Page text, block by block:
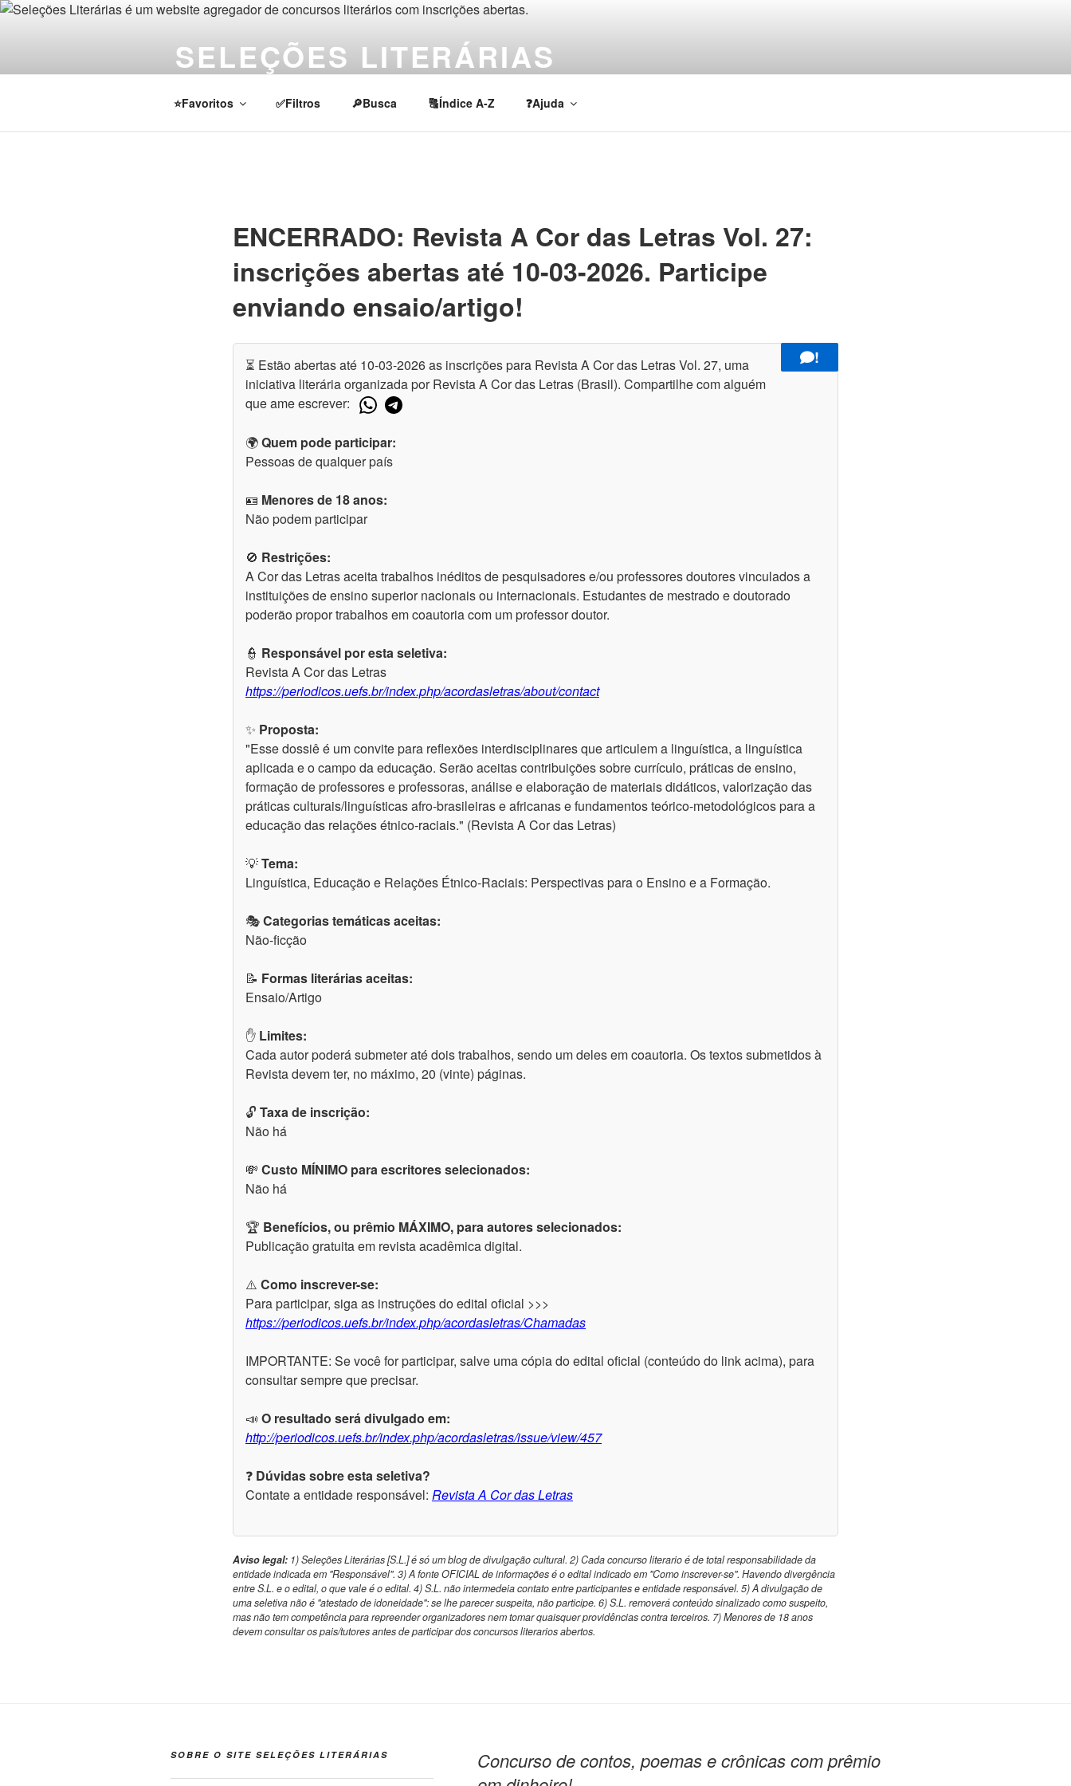
Pular
SELEÇÕES LITERÁRIAS
⭐Favoritos ✅Filtros 🔎Busca 🔠Índice A-Z ❓Ajuda
ENCERRADO: Revista A Cor das Letras Vol. 27:
inscrições abertas até 10-03-2026. Participe
enviando ensaio/artigo!
!
⏳ Estão abertas até 10-03-2026 as inscrições para Revista A Cor das Letras Vol. 27, uma
iniciativa literária organizada por Revista A Cor das Letras (Brasil). Compartilhe com alguém
que ame escrever:
🌍Quem pode participar:
Pessoas de qualquer país
🪪 Menores de 18 anos:
Não podem participar
🚫 Restrições:
A Cor das Letras aceita trabalhos inéditos de pesquisadores e/ou professores doutores vinculados a
instituições de ensino superior nacionais ou internacionais. Estudantes de mestrado e doutorado
poderão propor trabalhos em coautoria com um professor doutor.
👮 Responsável por esta seletiva:
Revista A Cor das Letras
https://periodicos.uefs.br/index.php/acordasletras/about/contact
✨ Proposta:
"Esse dossiê é um convite para reflexões interdisciplinares que articulem a linguística, a linguística
aplicada e o campo da educação. Serão aceitas contribuições sobre currículo, práticas de ensino,
formação de professores e professoras, análise e elaboração de materiais didáticos, valorização das
práticas culturais/linguísticas afro-brasileiras e africanas e fundamentos teórico-metodológicos para a
educação das relações étnico-raciais." (Revista A Cor das Letras)
💡Tema:
Linguística, Educação e Relações Étnico-Raciais: Perspectivas para o Ensino e a Formação.
🎭Categorias temáticas aceitas:
Não-ficção
📝 Formas literárias aceitas:
Ensaio/Artigo
✋ Limites:
Cada autor poderá submeter até dois trabalhos, sendo um deles em coautoria. Os textos submetidos à
Revista devem ter, no máximo, 20 (vinte) páginas.
🔓 Taxa de inscrição:
Não há
💸 Custo MÍNIMO para escritores selecionados:
Não há
🏆 Benefícios, ou prêmio MÁXIMO, para autores selecionados:
Publicação gratuita em revista acadêmica digital.
⚠️ Como inscrever-se:
Para participar, siga as instruções do edital oficial >>>
https://periodicos.uefs.br/index.php/acordasletras/Chamadas
IMPORTANTE: Se você for participar, salve uma cópia do edital oficial (conteúdo do link acima), para
consultar sempre que precisar.
📣 O resultado será divulgado em:
http://periodicos.uefs.br/index.php/acordasletras/issue/view/457
❓ Dúvidas sobre esta seletiva?
Contate a entidade responsável: Revista A Cor das Letras
Aviso legal: 1) Seleções Literárias [S.L.] é só um blog de divulgação cultural. 2) Cada concurso literario é de total responsabilidade da
entidade indicada em "Responsável". 3) A fonte OFICIAL de informações é o edital indicado em "Como inscrever-se". Havendo divergência
entre S.L. e o edital, o que vale é o edital. 4) S.L. não intermedeia contato entre participantes e entidade responsável. 5) A divulgação de
uma seletiva não é "atestado de idoneidade": se lhe parecer suspeita, não participe. 6) S.L. removerá conteúdo sinalizado como suspeito,
mas não tem competência para repreender organizadores nem tomar quaisquer providências contra terceiros. 7) Menores de 18 anos
devem consultar os pais/tutores antes de participar dos concursos literarios abertos.
SOBRE O SITE SELEÇÕES LITERÁRIAS
Concurso de contos, poemas e crônicas com prêmio